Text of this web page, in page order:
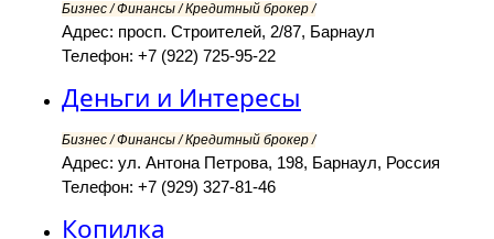
Бизнес / Финансы / Кредитный брокер /
Адрес: просп. Строителей, 2/87, Барнаул
Телефон: +7 (922) 725-95-22
Деньги и Интересы
Бизнес / Финансы / Кредитный брокер /
Адрес: ул. Антона Петрова, 198, Барнаул, Россия
Телефон: +7 (929) 327-81-46
Копилка